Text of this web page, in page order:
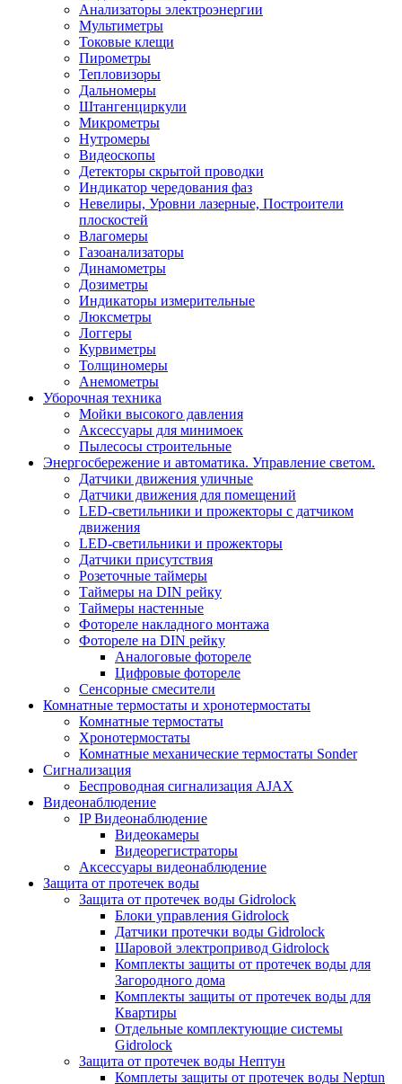
Анализаторы электроэнергии
Мультиметры
Токовые клещи
Пирометры
Тепловизоры
Дальномеры
Штангенциркули
Микрометры
Нутромеры
Видеоскопы
Детекторы скрытой проводки
Индикатор чередования фаз
Невелиры, Уровни лазерные, Построители
плоскостей
Влагомеры
Газоанализаторы
Динамометры
Дозиметры
Индикаторы измерительные
Люксметры
Логгеры
Курвиметры
Толщиномеры
Анемометры
Уборочная техника
Мойки высокого давления
Аксессуары для минимоек
Пылесосы строительные
Энергосбережение и автоматика. Управление светом.
Датчики движения уличные
Датчики движения для помещений
LED-светильники и прожекторы с датчиком
движения
LED-светильники и прожекторы
Датчики присутствия
Розеточные таймеры
Таймеры на DIN рейку
Таймеры настенные
Фотореле накладного монтажа
Фотореле на DIN рейку
Аналоговые фотореле
Цифровые фотореле
Сенсорные смесители
Комнатные термостаты и хронотермостаты
Комнатные термостаты
Хронотермостаты
Комнатные механические термостаты Sonder
Сигнализация
Беспроводная сигнализация AJAX
Видеонаблюдение
IP Видеонаблюдение
Видеокамеры
Видеорегистраторы
Аксессуары видеонаблюдение
Защита от протечек воды
Защита от протечек воды Gidrolock
Блоки управления Gidrolock
Датчики протечки воды Gidrolock
Шаровой электропривод Gidrolock
Комплекты защиты от протечек воды для
Загородного дома
Комплекты защиты от протечек воды для
Квартиры
Отдельные комплектующие системы
Gidrolock
Защита от протечек воды Нептун
Комплеты защиты от протечек воды Neptun